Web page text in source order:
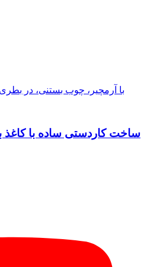
با آرمچیر، چوب بستنی، در
ساخت کاردستی ساده با کاغذ